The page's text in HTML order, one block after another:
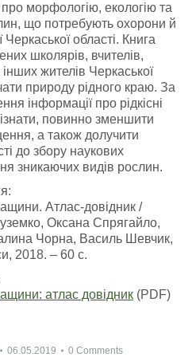
морфологію, екологію та
що потребують охорони й
області. Книга
школярів, вчителів,
інших жителів Черкаської
природу рідного краю. За
інформації про рідкісні
повинно зменшити
а також долучити
до збору наукових
зникаючих видів рослин.
Атлас-довідник /
Оксана Спрягайло,
Чорна, Василь Шевчик,
2018. – 60 с.
атлас довідник (PDF)
06.05.2019 0 Comments